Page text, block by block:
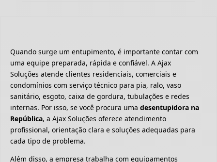
Quando surge um entupimento, é importante contar com
uma equipe preparada, rápida e confiável. A Ajax
Soluções atende clientes residenciais, comerciais e
condomínios com serviço técnico para pia, ralo, vaso
sanitário, esgoto, caixa de gordura, tubulações e redes
internas. Por isso, se você procura uma desentupidora na
República, a Ajax Soluções oferece atendimento
profissional, orientação clara e soluções adequadas para
cada tipo de problema.
Além disso, a empresa trabalha com equipamentos